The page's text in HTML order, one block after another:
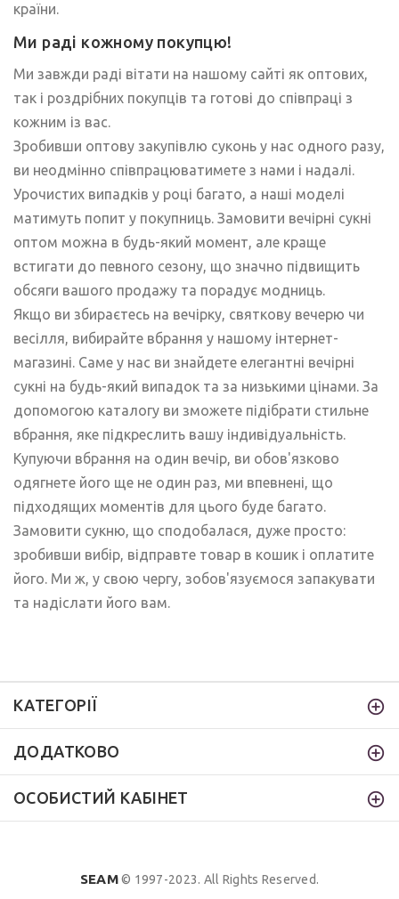
країни.
Ми раді кожному покупцю!
Ми завжди раді вітати на нашому сайті як оптових,
так і роздрібних покупців та готові до співпраці з
кожним із вас.
Зробивши оптову закупівлю суконь у нас одного разу,
ви неодмінно співпрацюватимете з нами і надалі.
Урочистих випадків у році багато, а наші моделі
матимуть попит у покупниць. Замовити вечірні сукні
оптом можна в будь-який момент, але краще
встигати до певного сезону, що значно підвищить
обсяги вашого продажу та порадує модниць.
Якщо ви збираєтесь на вечірку, святкову вечерю чи
весілля, вибирайте вбрання у нашому інтернет-
магазині. Саме у нас ви знайдете елегантні вечірні
сукні на будь-який випадок та за низькими цінами. За
допомогою каталогу ви зможете підібрати стильне
вбрання, яке підкреслить вашу індивідуальність.
Купуючи вбрання на один вечір, ви обов'язково
одягнете його ще не один раз, ми впевнені, що
підходящих моментів для цього буде багато.
Замовити сукню, що сподобалася, дуже просто:
зробивши вибір, відправте товар в кошик і оплатите
його. Ми ж, у свою чергу, зобов'язуємося запакувати
та надіслати його вам.
КАТЕГОРІЇ
ДОДАТКОВО
ОСОБИСТИЙ КАБІНЕТ
SEAM© 1997-2023. All Rights Reserved.